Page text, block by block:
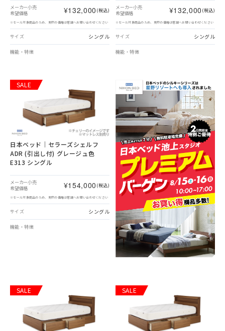
メーカー小売
希望価格
¥132,000 (税込)
※セール対象商品のため、実際の価格は店舗へお問い合わせください
サイズ シングル
機能・特徴
メーカー小売
希望価格
¥132,000 (税込)
※セール対象商品のため、実際の価格は店舗へお問い合わせください
サイズ シングル
機能・特徴
SALE
日本ベッド｜セラーズシェルフ
ADR (引出し付) グレージュ色
E313 シングル
メーカー小売
希望価格
¥154,000 (税込)
※セール対象商品のため、実際の価格は店舗へお問い合わせください
サイズ シングル
機能・特徴
SALE SALE